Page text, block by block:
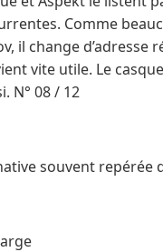
Comme
il change d’adresse
vite utile. Le
N° 08 / 12
souvent repérée